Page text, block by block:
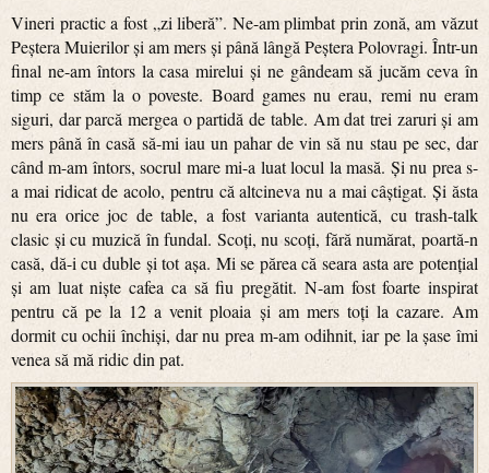
Vineri practic a fost „zi liberă”. Ne-am plimbat prin zonă, am văzut
Peștera Muierilor și am mers și până lângă Peștera Polovragi. Într-un
final ne-am întors la casa mirelui și ne gândeam să jucăm ceva în
timp ce stăm la o poveste. Board games nu erau, remi nu eram
siguri, dar parcă mergea o partidă de table. Am dat trei zaruri și am
mers până în casă să-mi iau un pahar de vin să nu stau pe sec, dar
când m-am întors, socrul mare mi-a luat locul la masă. Și nu prea s-
a mai ridicat de acolo, pentru că altcineva nu a mai câștigat. Și ăsta
nu era orice joc de table, a fost varianta autentică, cu trash-talk
clasic și cu muzică în fundal. Scoți, nu scoți, fără numărat, poartă-n
casă, dă-i cu duble și tot așa. Mi se părea că seara asta are potențial
și am luat niște cafea ca să fiu pregătit. N-am fost foarte inspirat
pentru că pe la 12 a venit ploaia și am mers toți la cazare. Am
dormit cu ochii închiși, dar nu prea m-am odihnit, iar pe la șase îmi
venea să mă ridic din pat.